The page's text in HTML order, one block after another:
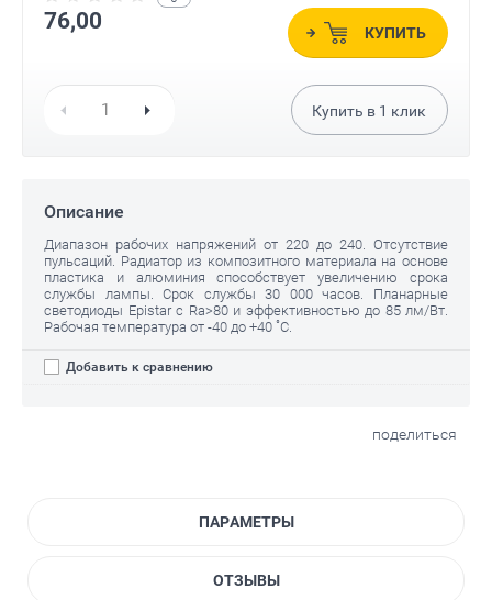
76,00 КУПИТЬ
Купить в 1 клик
Описание
Диапазон рабочих напряжений от 220 до 240. Отсутствие
пульсаций. Радиатор из композитного материала на основе
пластика и алюминия способствует увеличению срока
службы лампы. Срок службы 30 000 часов. Планарные
светодиоды Epistar с Ra>80 и эффективностью до 85 лм/Вт.
Рабочая температура от -40 до +40 ˚С.
Добавить к сравнению
поделиться
ПАРАМЕТРЫ
ОТЗЫВЫ